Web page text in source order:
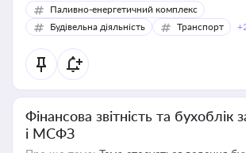
Паливно-енергетичний комплекс
Будівельна діяльність
Транспорт
Фінансова звітність та
і МСФЗ